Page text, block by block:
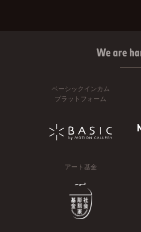
We are
ベーシックインカム
プラットフォーム
アート基金